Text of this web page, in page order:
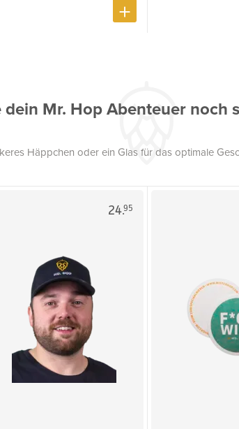
dein Mr. Hop Abenteuer noch
Häppchen oder ein Glas für das optimale
24.95